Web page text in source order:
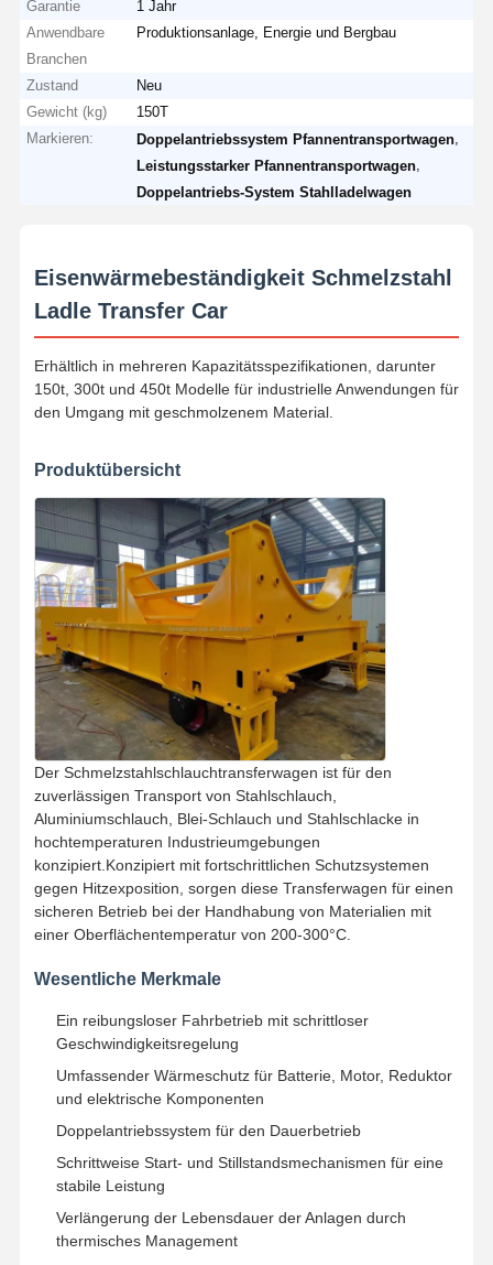
Startseite Produkte
Garantie
1 Jahr
Anwendbare
Branchen
Produktionsanlage, Energie und Bergbau
Zustand
Neu
Gewicht (kg)
150T
Markieren:
Doppelantriebssystem Pfannentransportwagen
Leistungsstarker Pfannentransportwagen
Doppelantriebs-System Stahlladelwagen
Eisenwärmebeständigkeit Schmelzstahl
Ladle Transfer Car
Erhältlich in mehreren Kapazitätsspezifikationen, darunter
150t, 300t und 450t Modelle für industrielle Anwendungen für
den Umgang mit geschmolzenem Material.
Produktübersicht
Der Schmelzstahlschlauchtransferwagen ist für den
zuverlässigen Transport von Stahlschlauch,
Aluminiumschlauch, Blei-Schlauch und Stahlschlacke in
hochtemperaturen Industrieumgebungen
konzipiert.Konzipiert mit fortschrittlichen Schutzsystemen
gegen Hitzexposition, sorgen diese Transferwagen für einen
sicheren Betrieb bei der Handhabung von Materialien mit
einer Oberflächentemperatur von 200-300°C.
Wesentliche Merkmale
Ein reibungsloser Fahrbetrieb mit schrittloser
Geschwindigkeitsregelung
Umfassender Wärmeschutz für Batterie, Motor, Reduktor
und elektrische Komponenten
Doppelantriebssystem für den Dauerbetrieb
Schrittweise Start- und Stillstandsmechanismen für eine
stabile Leistung
Verlängerung der Lebensdauer der Anlagen durch
thermisches Management